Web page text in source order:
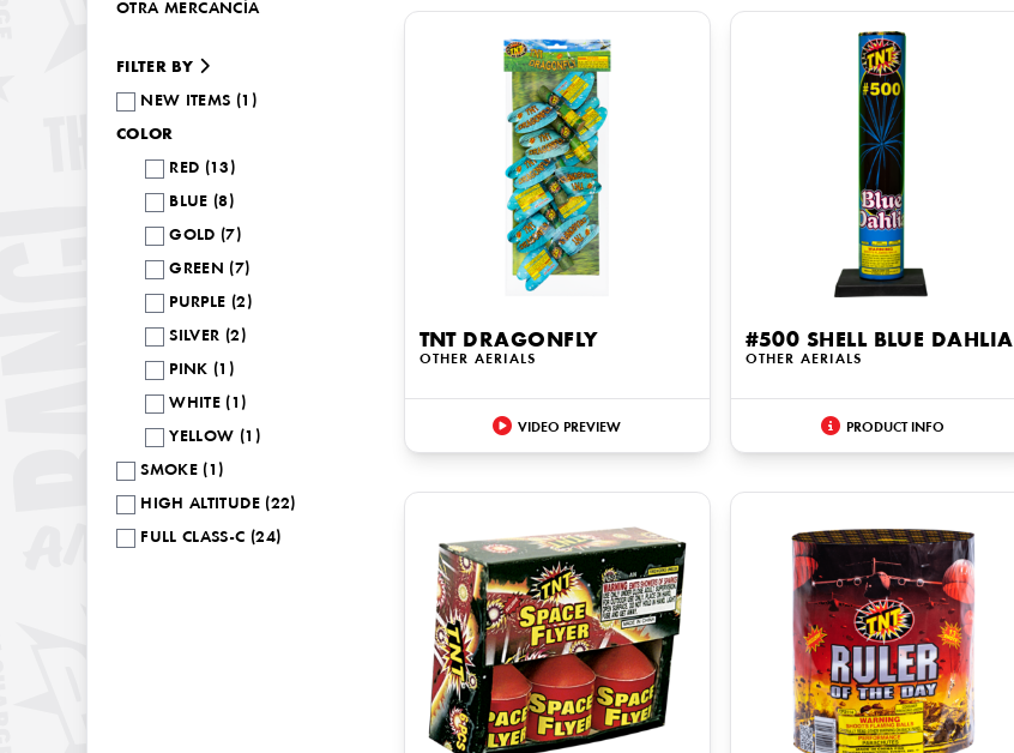
OTRA MERCANCÍA
FILTER BY
NEW ITEMS (1)
COLOR
RED (13)
BLUE (8)
GOLD (7)
GREEN (7)
PURPLE (2)
SILVER (2)
PINK (1)
WHITE (1)
YELLOW (1)
SMOKE (1)
HIGH ALTITUDE (22)
FULL CLASS-C (24)
TNT DRAGONFLY
OTHER AERIALS
VIDEO PREVIEW
#500 SHELL BLUE DAHLIA
OTHER AERIALS
PRODUCT INFO